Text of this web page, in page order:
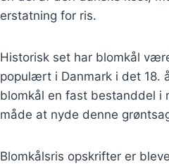
erstatning for ris.
Historisk set har blomkål
populært i Danmark i det 18.
blomkål en fast bestanddel i
måde at nyde denne
Blomkålsris opskrifter er